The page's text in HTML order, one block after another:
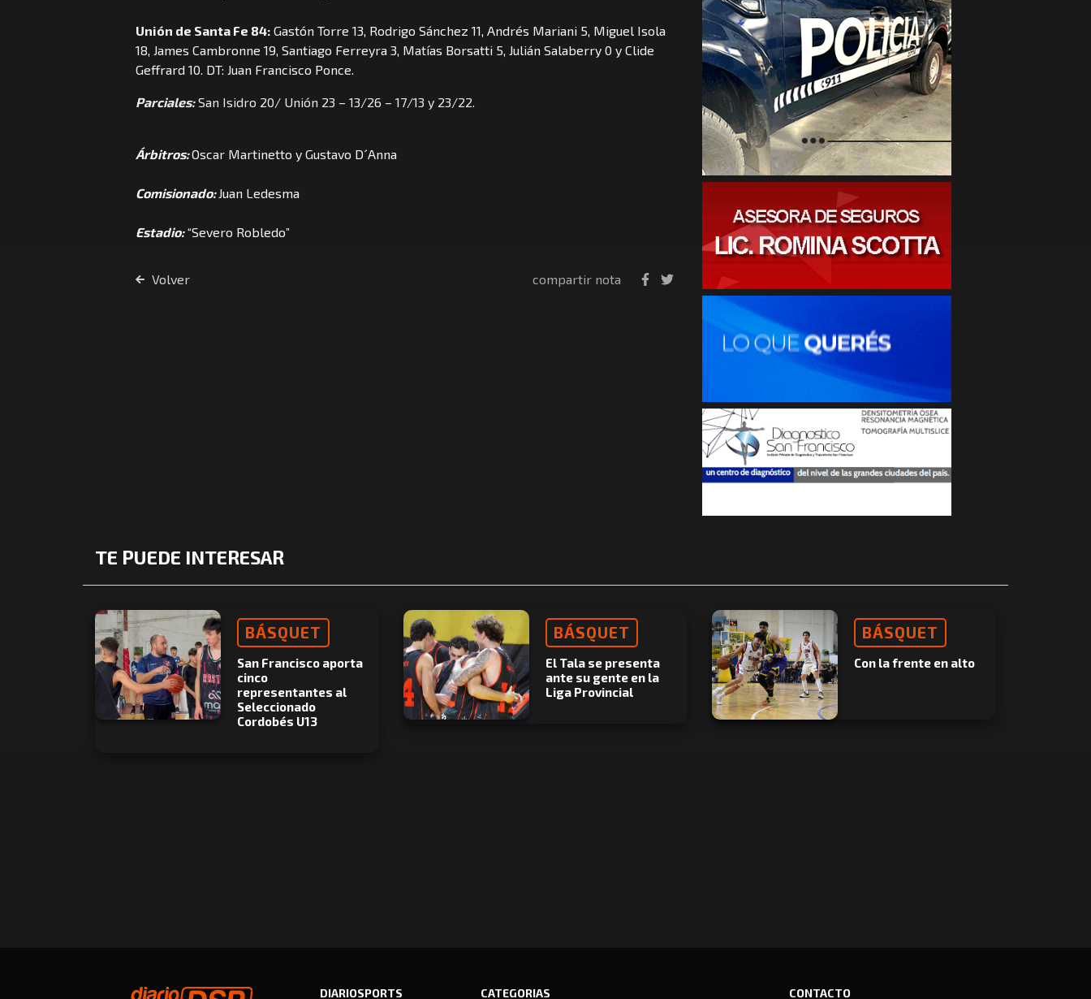
Unión de Santa Fe 84: Gastón Torre 13, Rodrigo Sánchez 11, Andrés Mariani 5, Miguel Isola
18, James Cambronne 19, Santiago Ferreyra 3, Matías Borsatti 5, Julián Salaberry 0 y Clide
Geffrard 10. DT: Juan Francisco Ponce.
Parciales:San Isidro 20/ Unión 23 – 13/26 – 17/13 y 23/22.
Árbitros:Oscar Martinetto y Gustavo D´Anna
Comisionado: Juan Ledesma
Estadio:“Severo Robledo”
Volver compartir nota
TE PUEDE INTERESAR
BÁSQUET
San Francisco aporta
cinco
representantes al
Seleccionado
Cordobés U13
BÁSQUET
El Tala se presenta
ante su gente en la
Liga Provincial
BÁSQUET
Con la frente en alto
DIARIOSPORTS CATEGORIAS CONTACTO